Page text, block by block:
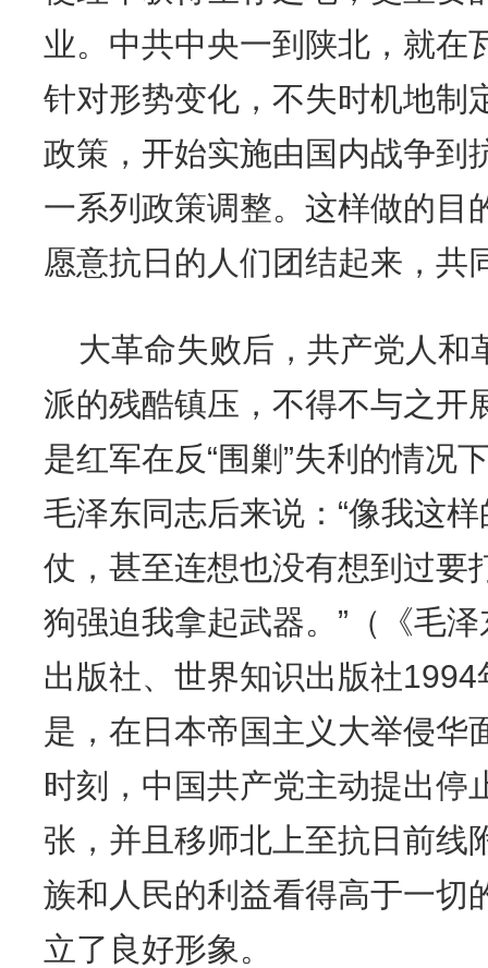
业。中共中央一到陕北，就在
针对形势变化，不失时机地制
政策，开始实施由国内战争到
一系列政策调整。这样做的目
愿意抗日的人们团结起来，共
大革命失败后，共产党人和
派的残酷镇压，不得不与之开
是红军在反“围剿”失利的情况
毛泽东同志后来说：“像我这
仗，甚至连想也没有想到过要
狗强迫我拿起武器。”（《毛
出版社、世界知识出版社
是，在日本帝国主义大举侵华
时刻，中国共产党主动提出停
张，并且移师北上至抗日前线
族和人民的利益看得高于一切
立了良好形象。